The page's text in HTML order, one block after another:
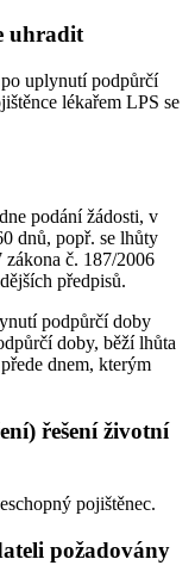
uhradit
uplynutí podpůrčí
lékařem LPS se
podání žádosti, v
dnů, popř. se lhůty
č. 187/2006
předpisů.
podpůrčí doby
doby, běží lhůta
dnem, kterým
řešení životní
pojištěnec.
požadovány